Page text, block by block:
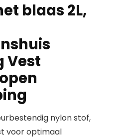
blaas 2L,
Vest
nylon stof,
voor optimaal